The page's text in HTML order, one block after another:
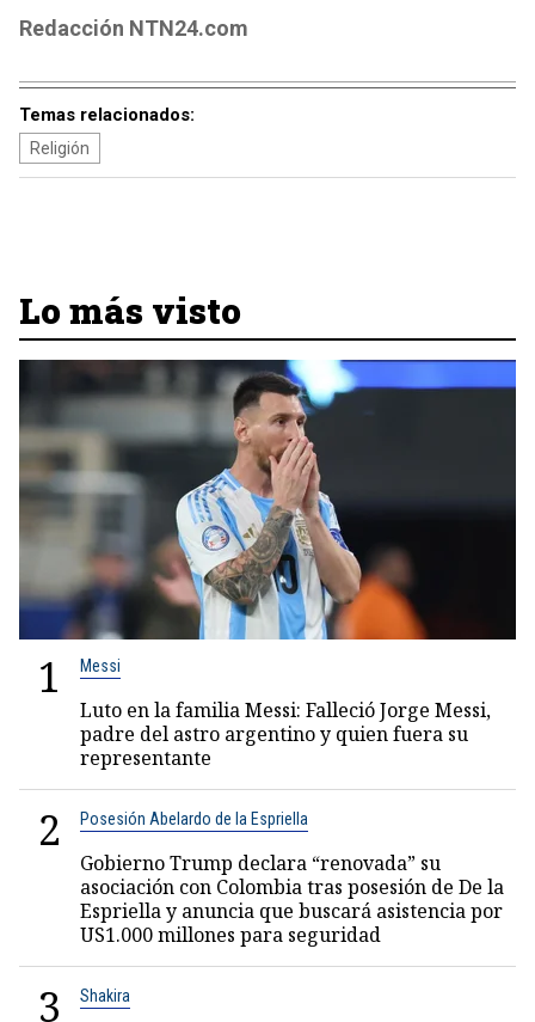
Redacción NTN24.com
Temas relacionados:
Religión
Lo más visto
1 Messi
Luto en la familia Messi: Falleció Jorge Messi,
padre del astro argentino y quien fuera su
representante
2 Posesión Abelardo de la Espriella
Gobierno Trump declara “renovada” su
asociación con Colombia tras posesión de De la
Espriella y anuncia que buscará asistencia por
US1.000 millones para seguridad
3 Shakira